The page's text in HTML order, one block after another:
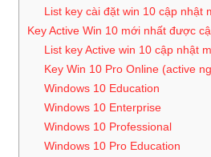
List key cài đặt win 10 cập nhật
Key Active Win 10 mới nhất được
List key Active win 10 cập nhật
Key Win 10 Pro Online (active
Windows 10 Education
Windows 10 Enterprise
Windows 10 Professional
Windows 10 Pro Education